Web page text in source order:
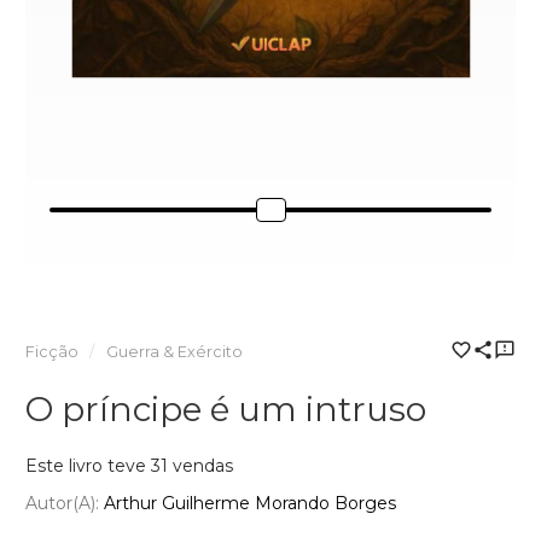
Ficção Guerra & Exército
O príncipe é um intruso
Este livro teve 31 vendas
Autor(a): Arthur Guilherme Morando Borges